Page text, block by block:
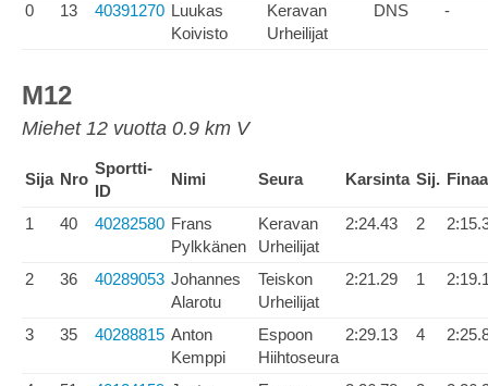
0 13 40391270 Luukas
Koivisto
Keravan
Urheilijat
DNS -
M12
Miehet 12 vuotta 0.9 km V
Sija Nro
Sportti-
ID
Nimi Seura Karsinta Sij.
1 40 40282580 Frans
Pylkkänen
Keravan
Urheilijat
2:24.43 2
2 36 40289053 Johannes
Alarotu
Teiskon
Urheilijat
2:21.29 1
3 35 40288815 Anton
Kemppi
Espoon
Hiihtoseura
2:29.13 4